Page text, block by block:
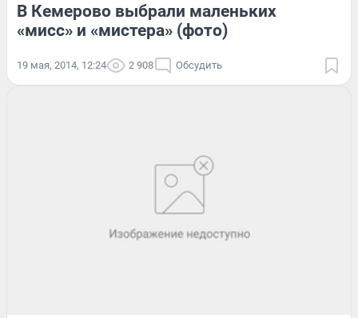
В Кемерово выбрали маленьких
«мисс» и «мистера» (фото)
19 мая, 2014, 12:24 2 908 Обсудить